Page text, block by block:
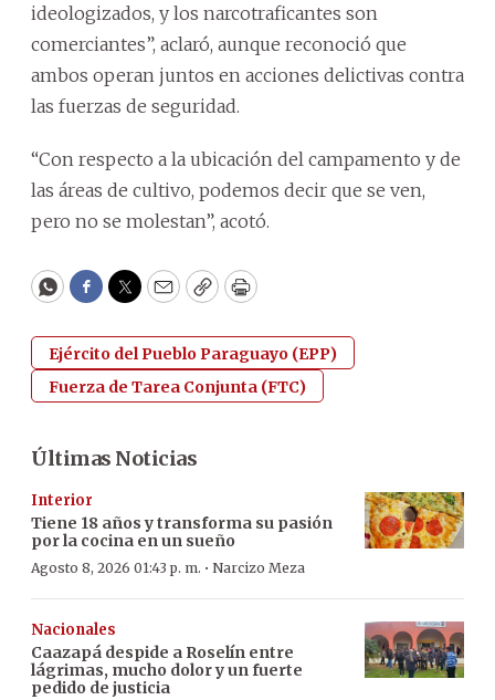
ideologizados, y los narcotraficantes son
comerciantes”, aclaró, aunque reconoció que
ambos operan juntos en acciones delictivas contra
las fuerzas de seguridad.
“Con respecto a la ubicación del campamento y de
las áreas de cultivo, podemos decir que se ven,
pero no se molestan”, acotó.
WhatsApp
Facebook
Twitter
EmailCopyPrint
Ejército del Pueblo Paraguayo (EPP)
Fuerza de Tarea Conjunta (FTC)
Últimas Noticias
Interior
Tiene 18 años y transforma su pasión
por la cocina en un sueño
Agosto 8, 2026 01:43 p. m. · Narcizo Meza
Nacionales
Caazapá despide a Roselín entre
lágrimas, mucho dolor y un fuerte
pedido de justicia